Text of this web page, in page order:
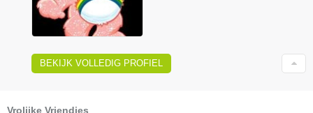
BEKIJK VOLLEDIG PROFIEL
Vrolijke Vriendjes